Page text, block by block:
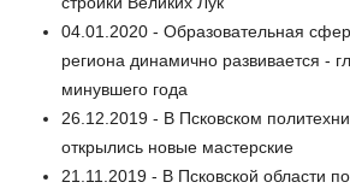
04.01.2020 - Образовательная
региона динамично развивается -
минувшего года
26.12.2019 - В Псковском
открылись новые мастерские
21.11.2019 - В Псковской области